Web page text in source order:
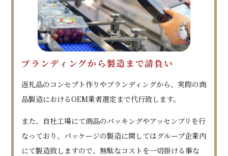
ブランディングから製造まで請負い
返礼品のコンセプト作りやブランディングから、実際の商
品製造におけるOEM業者選定まで代行致します。
また、自社工場にて商品のパッキングやアッセンブリを行
なっており、パッケージの製造に関してはグループ企業内
にて製造致しますので、無駄なコストを一切掛ける事な